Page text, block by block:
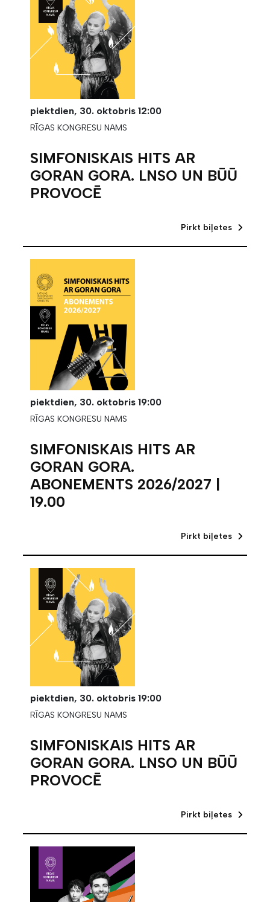
piektdien, 30. oktobris 12:00
RĪGAS KONGRESU NAMS
SIMFONISKAIS HITS AR
GORAN GORA. LNSO UN BŪŪ
PROVOCĒ
Pirkt biļetes
piektdien, 30. oktobris 19:00
RĪGAS KONGRESU NAMS
SIMFONISKAIS HITS AR
GORAN GORA.
ABONEMENTS 2026/2027 |
19.00
Pirkt biļetes
piektdien, 30. oktobris 19:00
RĪGAS KONGRESU NAMS
SIMFONISKAIS HITS AR
GORAN GORA. LNSO UN BŪŪ
PROVOCĒ
Pirkt biļetes